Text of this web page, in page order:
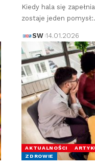
Kiedy hala się
zostaje jeden
SW 14.01.2026
AKTUALNOŚCI
ZDROWIE